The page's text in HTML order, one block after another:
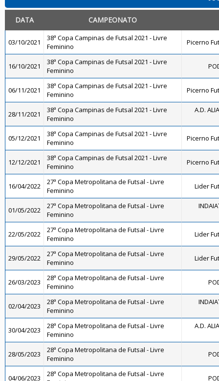
DATA CAMPEONATO
03/10/2021
38ª Copa Campinas de Futsal 2021 - Livre
Feminino
Picerno
16/10/2021
38ª Copa Campinas de Futsal 2021 - Livre
Feminino
06/11/2021
38ª Copa Campinas de Futsal 2021 - Livre
Feminino
Picerno
28/11/2021
38ª Copa Campinas de Futsal 2021 - Livre
Feminino
A.D.
05/12/2021
38ª Copa Campinas de Futsal 2021 - Livre
Feminino
Picerno
12/12/2021
38ª Copa Campinas de Futsal 2021 - Livre
Feminino
Picerno
16/04/2022
27ª Copa Metropolitana de Futsal - Livre
Feminino
Lider
01/05/2022
27ª Copa Metropolitana de Futsal - Livre
Feminino
22/05/2022
27ª Copa Metropolitana de Futsal - Livre
Feminino
Lider
29/05/2022
27ª Copa Metropolitana de Futsal - Livre
Feminino
Lider
26/03/2023
28ª Copa Metropolitana de Futsal - Livre
Feminino
02/04/2023
28ª Copa Metropolitana de Futsal - Livre
Feminino
30/04/2023
28ª Copa Metropolitana de Futsal - Livre
Feminino
A.D.
28/05/2023
28ª Copa Metropolitana de Futsal - Livre
Feminino
04/06/2023
28ª Copa Metropolitana de Futsal - Livre